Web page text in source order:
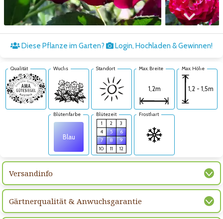
Zum nächsten Bild
Diese Pflanze im Garten? Login, Hochladen & Gewinnen!
Qualität Wuchs Standort Max. Breite
1,2m
Max. Höhe
1,2 - 1,5m
Blütenfarbe
Blau
Blütezeit
1
2
3
4
5
6
7
8
9
10
11 12
Frosthart
Versandinfo
Gärtnerqualität & Anwuchsgarantie